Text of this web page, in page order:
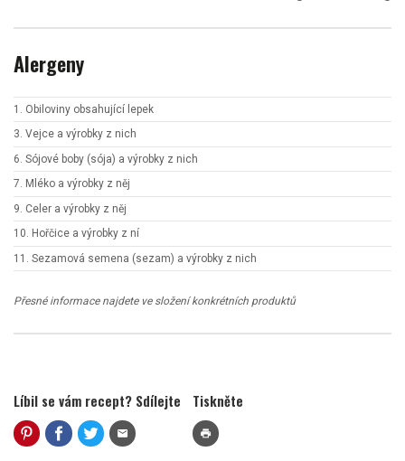
Alergeny
1. Obiloviny obsahující lepek
3. Vejce a výrobky z nich
6. Sójové boby (sója) a výrobky z nich
7. Mléko a výrobky z něj
9. Celer a výrobky z něj
10. Hořčice a výrobky z ní
11. Sezamová semena (sezam) a výrobky z nich
Přesné informace najdete ve složení konkrétních produktů
Líbil se vám recept? Sdílejte
mail
Tiskněte
print